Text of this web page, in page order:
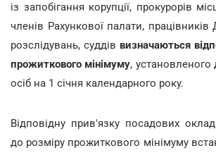
із запобігання корупції, прокурорів
членів Рахункової палати,
розслідувань, суддів визначаються
прожиткового мінімуму, установленого
осіб на 1 січня календарного року.
Відповідну прив'язку посадових
до розміру прожиткового мінімуму